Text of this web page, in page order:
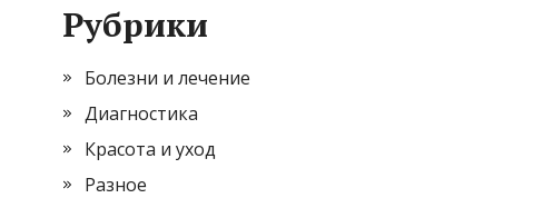
Рубрики
Болезни и лечение
Диагностика
Красота и уход
Разное